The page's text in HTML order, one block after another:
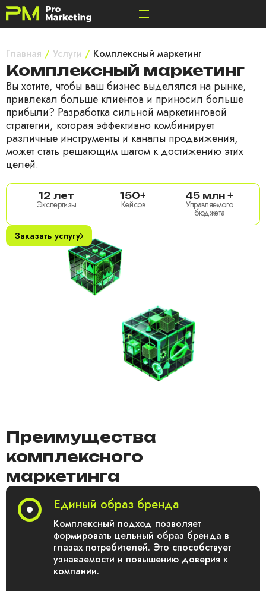
Главная / Услуги / Комплексный маркетинг
Комплексный маркетинг
Вы хотите, чтобы ваш бизнес выделялся на рынке,
привлекал больше клиентов и приносил больше
прибыли? Разработка сильной маркетинговой
стратегии, которая эффективно комбинирует
различные инструменты и каналы продвижения,
может стать решающим шагом к достижению этих
целей.
Заказать услугу
12 лет
Экспертизы
150+
Кейсов
45 млн +
Управляемого
бюджета
Преимущества
комплексного
маркетинга
Единый образ бренда
Комплексный подход позволяет
формировать цельный образ бренда в
глазах потребителей. Это способствует
узнаваемости и повышению доверия к
компании.